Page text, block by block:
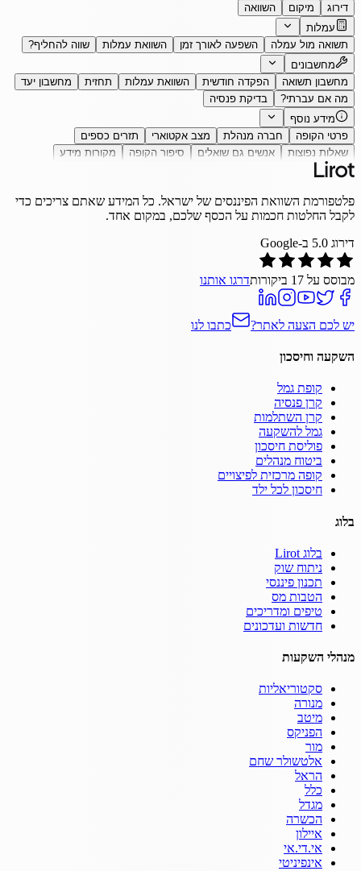
דירוג
מיקום
השוואה
עמלות
תשואה מול עמלה
השפעה לאורך זמן השוואת עמלות
שווה להחליף?
מחשבונים
מחשבון תשואה
הפקדה חודשית השוואת עמלות תחזית
מחשבון יעד
מה אם עברתי?
בדיקת פנסיה
מידע נוסף
פרטי הקופה
חברה מנהלת מצב אקטוארי
תזרים כספים
שאלות נפוצות
אנשים גם שואלים סיפור הקופה מקורות מידע
פלטפורמת השוואת הפיננסים של ישראל. כל המידע שאתם צריכים כדי
לקבל החלטות חכמות על הכסף שלכם, במקום אחד.
דירוג 5.0 ב-Google
מבוסס על 17 ביקורותדרגו אותנו
יש לכם הצעה לאתר? כתבו לנו
השקעה וחיסכון
קופת גמל
קרן פנסיה
קרן השתלמות
גמל להשקעה
פוליסת חיסכון
ביטוח מנהלים
קופה מרכזית לפיצויים
חיסכון לכל ילד
בלוג
בלוג Lirot
ניתוח שוק
תכנון פיננסי
הטבות מס
טיפים ומדריכים
חדשות ועדכונים
מנהלי השקעות
סקטוריאליות
מנורה
מיטב
הפניקס
מור
אלטשולר שחם
הראל
כלל
מגדל
הכשרה
איילון
אי.די.אי
אינפיניטי